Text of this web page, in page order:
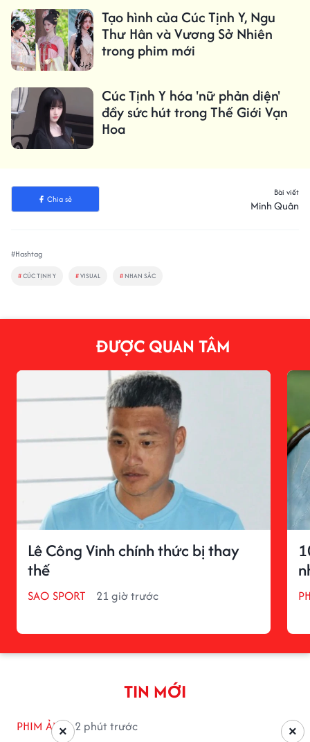
Tạo hình của Cúc Tịnh Y, Ngu
Thư Hân và Vương Sở Nhiên
trong phim mới
Cúc Tịnh Y hóa 'nữ phản diện'
đầy sức hút trong Thế Giới Vạn
Hoa
Chia sẻ
Bài viết
Minh Quân
#Hashtag
#CÚC TỊNH Y #VISUAL # NHAN SẮC
ĐƯỢC QUAN TÂM
Lê Công Vinh chính thức bị thay
thế
SAO SPORT 21 giờ trước
TIN MỚI
PHIM ẢNH 2 phút trước ×
×